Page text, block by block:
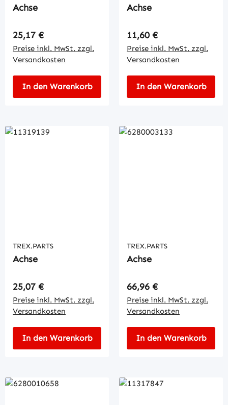
Achse
Regulärer Preis:
25,17 €
Preise inkl. MwSt. zzgl.
Versandkosten
In den Warenkorb
Achse
Regulärer Preis:
11,60 €
Preise inkl. MwSt. zzgl.
Versandkosten
In den Warenkorb
TREX.PARTS
Achse
Regulärer Preis:
25,07 €
Preise inkl. MwSt. zzgl.
Versandkosten
In den Warenkorb
TREX.PARTS
Achse
Regulärer Preis:
66,96 €
Preise inkl. MwSt. zzgl.
Versandkosten
In den Warenkorb